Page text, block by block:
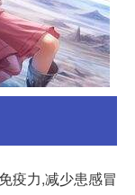
疫力,减少患感冒